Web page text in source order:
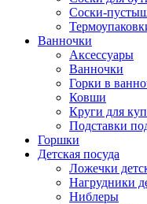
Соски-
Ванночки
Аксессуары
Ванночки
Горки в
Ковши
Круги для
Подставки
Горшки
Детская посуда
Ложечки
Нагрудники
Ниблеры